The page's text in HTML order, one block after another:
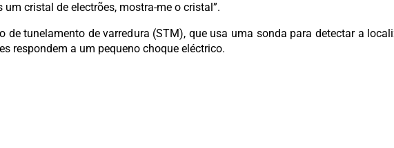
um cristal de electrões, mostra-me o cristal”.
tunelamento de varredura (STM), que usa uma sonda para detectar a
respondem a um pequeno choque eléctrico.